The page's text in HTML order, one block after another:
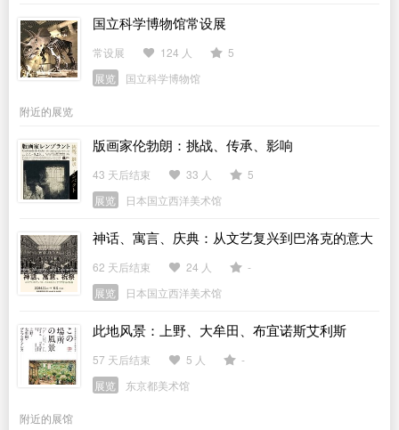
国立科学博物馆常设展
常设展 124 人
5
展览
国立科学博物馆
附近的展览
版画家伦勃朗：挑战、传承、影响
43 天后结束 33 人
5
展览
日本国立西洋美术馆
神话、寓言、庆典：从文艺复兴到巴洛克的意大
利宫廷与版画
62 天后结束 24 人
-
展览
日本国立西洋美术馆
此地风景：上野、大牟田、布宜诺斯艾利斯
57 天后结束 5 人
-
展览
东京都美术馆
附近的展馆